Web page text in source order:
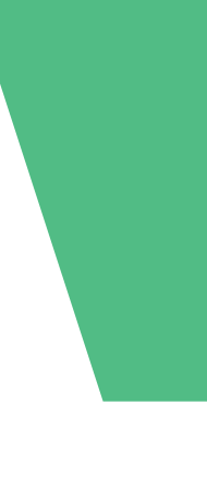
maandelijkse verplichting